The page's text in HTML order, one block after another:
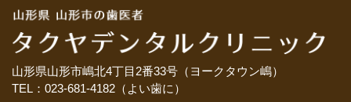
山形県山形市嶋北4丁目2番33号（ヨークタウン嶋）
TEL：023-681-4182（よい歯に）